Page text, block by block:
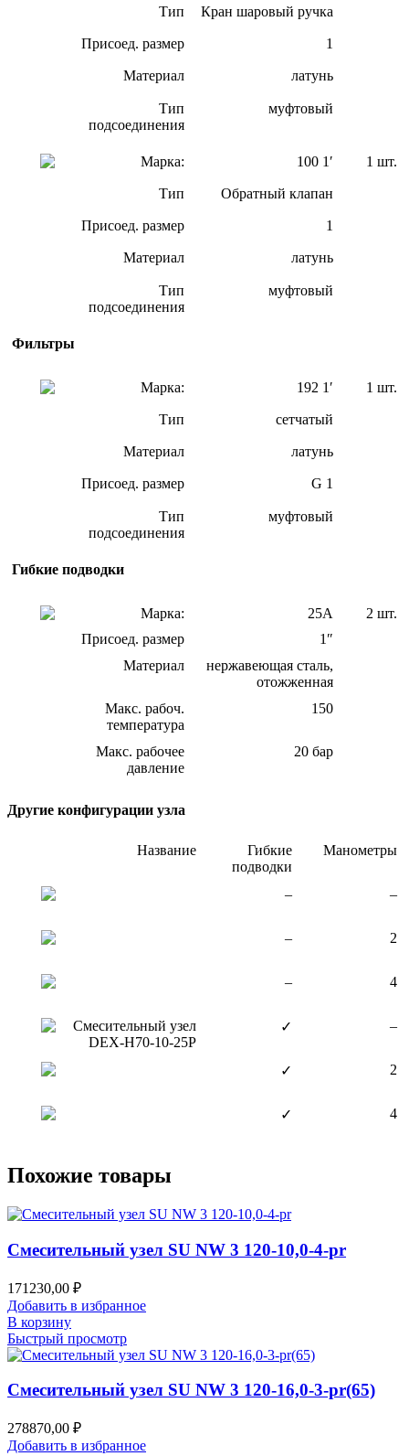
Тип Кран шаровый ручка
Присоед. размер 1
Материал латунь
Тип
подсоединения
муфтовый
Марка: 100 1′ 1 шт.
Тип Обратный клапан
Присоед. размер 1
Материал латунь
Тип
подсоединения
муфтовый
Фильтры
Марка: 192 1′ 1 шт.
Тип сетчатый
Материал латунь
Присоед. размер G 1
Тип
подсоединения
муфтовый
Гибкие подводки
Марка: 25А
2 шт.
Присоед. размер
1″
Материал
нержавеющая сталь,
отожженная
Макс. рабоч.
температура
150
Макс. рабочее
давление
20 бар
Другие конфигурации узла
Название
Гибкие
подводки
Манометры
– –
– 2
– 4
Смесительный узел
DEX-H70-10-25P
✓ –
✓ 2
✓ 4
Похожие товары
Смесительный узел SU NW 3 120-10,0-4-pr
171230,00 ₽
Добавить в избранное
В корзину
Быстрый просмотр
Смесительный узел SU NW 3 120-16,0-3-pr(65)
278870,00 ₽
Добавить в избранное